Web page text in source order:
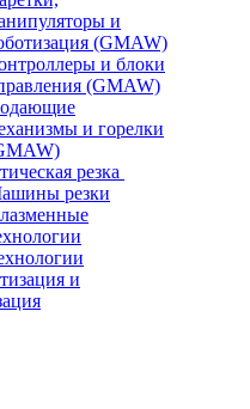
и
(GMAW)
и блоки
(GMAW)
и горелки
резка
резки
и